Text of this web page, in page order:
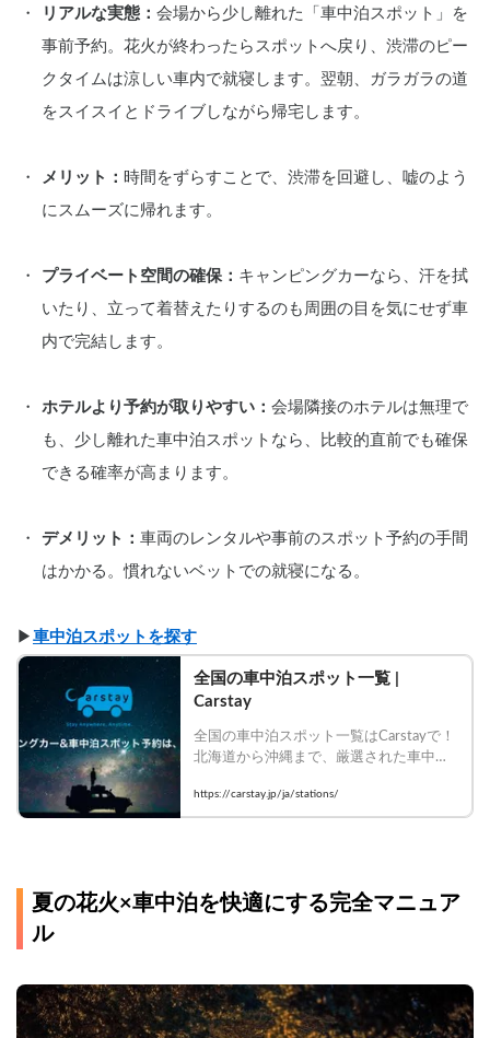
リアルな実態： 会場から少し離れた「車中泊スポット」を
事前予約。花火が終わったらスポットへ戻り、渋滞のピー
クタイムは涼しい車内で就寝します。翌朝、ガラガラの道
をスイスイとドライブしながら帰宅します。
メリット： 時間をずらすことで、渋滞を回避し、嘘のよう
にスムーズに帰れます。
プライベート空間の確保： キャンピングカーなら、汗を拭
いたり、立って着替えたりするのも周囲の目を気にせず車
内で完結します。
ホテルより予約が取りやすい： 会場隣接のホテルは無理で
も、少し離れた車中泊スポットなら、比較的直前でも確保
できる確率が高まります。
デメリット： 車両のレンタルや事前のスポット予約の手間
はかかる。慣れないベットでの就寝になる。
▶︎ 車中泊スポットを探す
全国の車中泊スポット一覧 |
Carstay
全国の車中泊スポット一覧はCarstayで！
北海道から沖縄まで、厳選された車中泊
約！
https://carstay.jp/ja/stations/
夏の花火×車中泊を快適にする完全マニュア
ル